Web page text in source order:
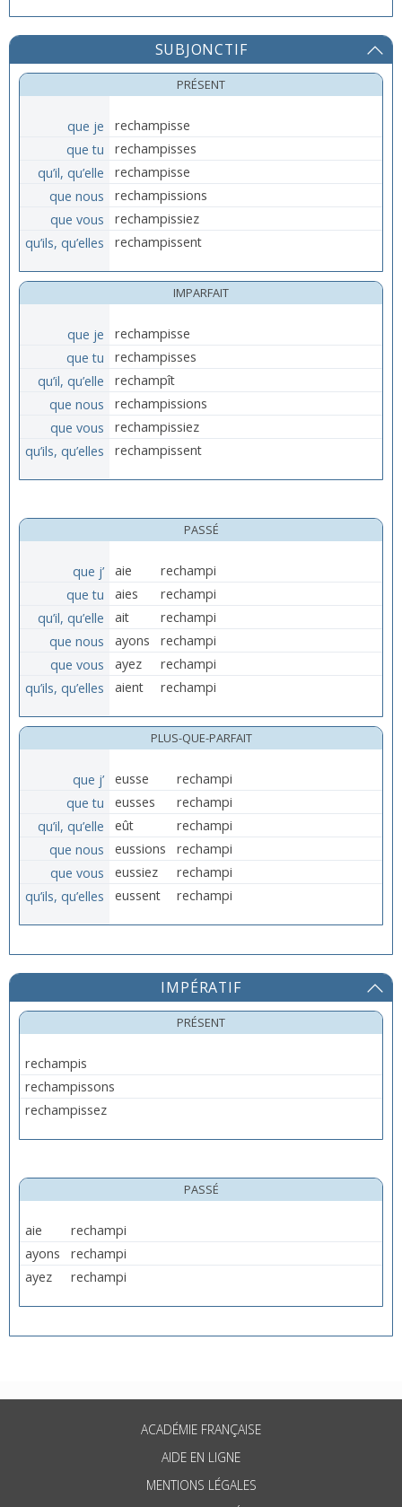
SUBJONCTIF
PRÉSENT
que je
rechampisse
que tu
rechampisses
qu’il, qu’elle
rechampisse
que nous
rechampissions
que vous
rechampissiez
qu’ils, qu’elles
rechampissent
IMPARFAIT
que je
rechampisse
que tu
rechampisses
qu’il, qu’elle
rechampît
que nous
rechampissions
que vous
rechampissiez
qu’ils, qu’elles
rechampissent
PASSÉ
que j’ aie
rechampi
que tu
aies
rechampi
qu’il, qu’elle
ait
rechampi
que nous
ayons
rechampi
que vous
ayez
rechampi
qu’ils, qu’elles
aient rechampi
PLUS-QUE-PARFAIT
que j’ eusse
rechampi
que tu
eusses
rechampi
qu’il, qu’elle
eût
rechampi
que nous
eussions
rechampi
que vous
eussiez
rechampi
qu’ils, qu’elles
eussent rechampi
IMPÉRATIF
PRÉSENT
rechampis
rechampissons
rechampissez
PASSÉ
aie
rechampi
ayons
rechampi
ayez
rechampi
ACADÉMIE FRANÇAISE
AIDE EN LIGNE
MENTIONS LÉGALES